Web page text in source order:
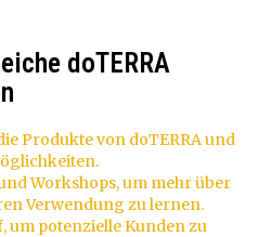
doTERRA
Produkte von doTERRA und
Workshops, um mehr über
Verwendung zu lernen.
um potenzielle Kunden zu